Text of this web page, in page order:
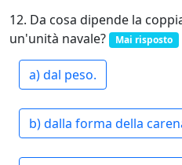
12. Da cosa dipende la
un'unità navale?
Mai risposto
a) dal peso.
b) dalla forma della